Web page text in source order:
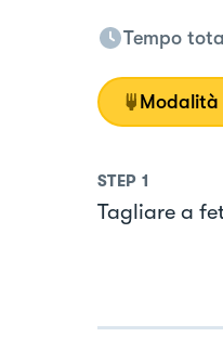
Tempo
Modalità
STEP 1
Tagliare a